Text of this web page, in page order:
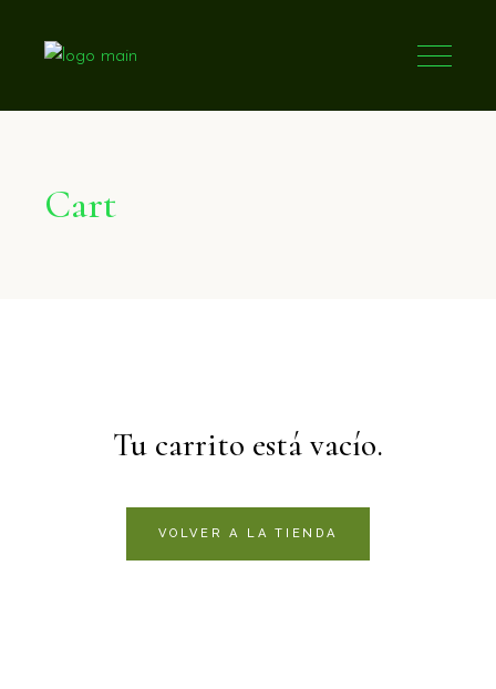
Cart
Tu carrito está vacío.
VOLVER A LA TIENDA